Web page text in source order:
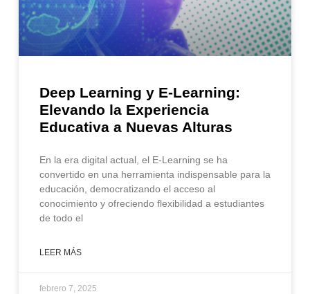
Deep Learning y E-Learning:
Elevando la Experiencia
Educativa a Nuevas Alturas
En la era digital actual, el E-Learning se ha
convertido en una herramienta indispensable para la
educación, democratizando el acceso al
conocimiento y ofreciendo flexibilidad a estudiantes
de todo el
LEER MÁS
febrero 7, 2025